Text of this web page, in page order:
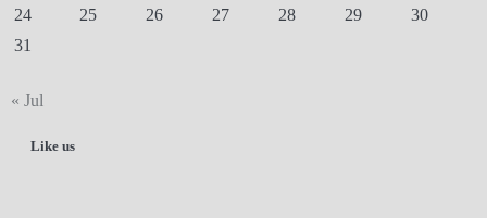
24
25 26 27 28 29
30
31
« Jul
Like us